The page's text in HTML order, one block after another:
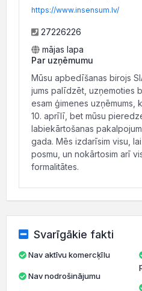
https://www.insensum.lv/
27226226
mājas lapa
Par uzņēmumu
Mūsu apbedīšanas birojs
jums palīdzēt, uzņemoties
esam ģimenes uzņēmums,
10. aprīlī, bet mūsu
labiekārtošanas
gada. Mēs izdarīsim visu,
posmu, un nokārtosim arī
formalitātes.
Svarīgākie fakti
Nav aktīvu komercķīlu
Nav nodrošinājumu